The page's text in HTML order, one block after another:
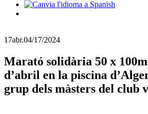
17abr.04/17/2024
Marató solidària 50 x
d’abril en la piscina
grup dels màsters del club